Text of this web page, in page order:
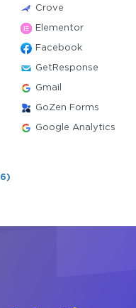
Crove
Elementor
Facebook
GetResponse
Gmail
GoZen Forms
Google Analytics